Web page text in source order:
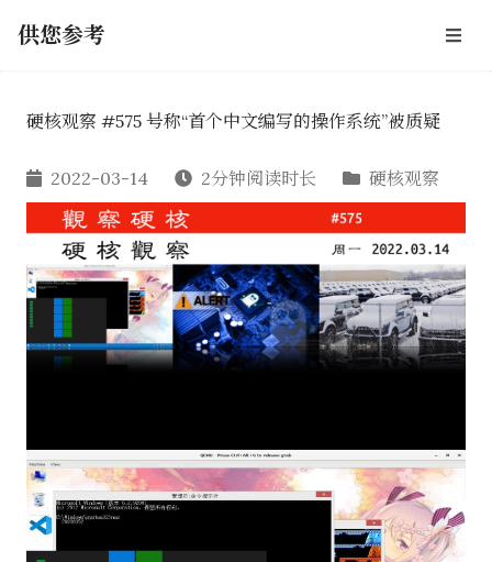
供您参考
硬核观察 #575 号称“首个中文编写的操作系统”被质疑
2022-03-14 2分钟阅读时长 硬核观察